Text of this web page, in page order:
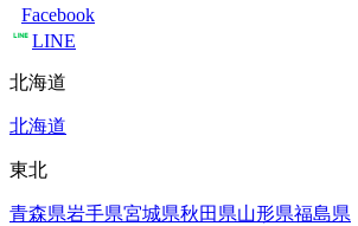
Facebook
LINE
北海道
北海道
東北
青森県岩手県宮城県秋田県山形県福島県